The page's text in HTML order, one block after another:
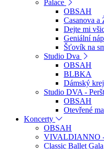
Palace
OBSAH
Casanova a
Dejte mi
Geniální
Šťovík na
Studio Dva
OBSAH
BLBKA
Dámský
Studio DVA -
OBSAH
Otevřené
Koncerty
OBSAH
VIVALDIANNO
Classic Ballet Gala